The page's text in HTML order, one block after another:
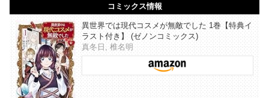
コミックス情報
異世界では現代コスメが無敵でした 1巻【特典イ
ラスト付き】 (ゼノンコミックス)
真冬日, 椎名明